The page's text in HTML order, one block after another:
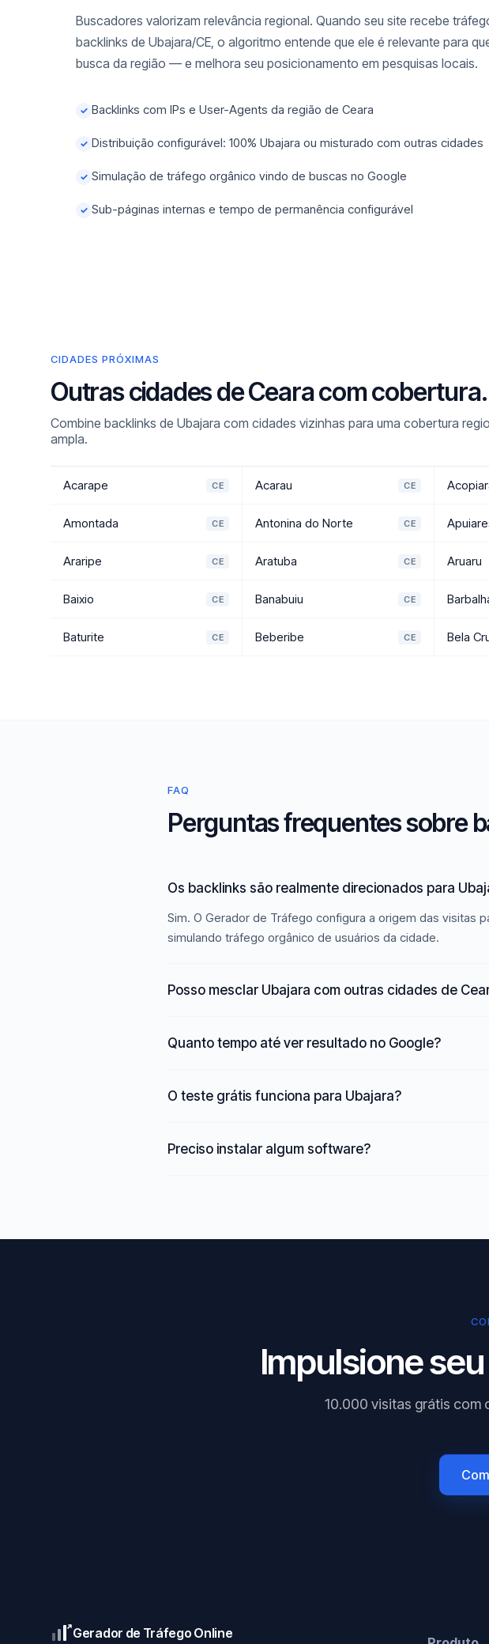
Buscadores valorizam relevância regional. Quando seu site recebe
backlinks de Ubajara/CE, o algoritmo entende que ele é relevante para
busca da região — e melhora seu posicionamento em pesquisas locais.
✓ Backlinks com IPs e User-Agents da região de Ceara
✓ Distribuição configurável: 100% Ubajara ou misturado com outras cidades
✓ Simulação de tráfego orgânico vindo de buscas no Google
✓ Sub-páginas internas e tempo de permanência configurável
CIDADES PRÓXIMAS
Outras cidades de Ceara com cobertura.
Combine backlinks de Ubajara com cidades vizinhas para uma cobertura
ampla.
Acarape CE Acarau CE
Amontada CE Antonina do Norte CE
Araripe CE Aratuba CE Aruaru
Baixio CE Banabuiu CE
Baturite CE Beberibe CE Bela
FAQ
Perguntas frequentes sobre
Os backlinks são realmente direcionados para
Sim. O Gerador de Tráfego configura a origem das visitas
simulando tráfego orgânico de usuários da cidade.
Posso mesclar Ubajara com outras cidades de
Quanto tempo até ver resultado no Google?
O teste grátis funciona para Ubajara?
Preciso instalar algum software?
Impulsione
10.000 visitas grátis com
Gerador de Tráfego Online